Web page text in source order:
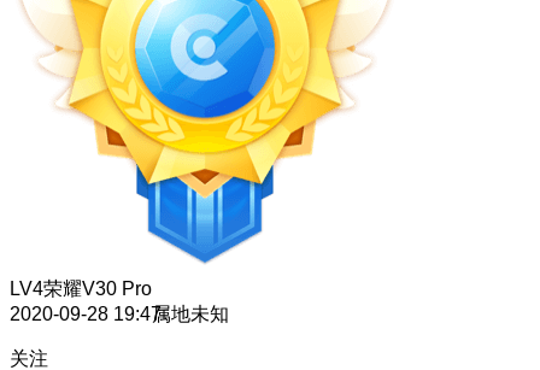
LV4荣耀V30 Pro
2020-09-28 19:47属地未知
关注